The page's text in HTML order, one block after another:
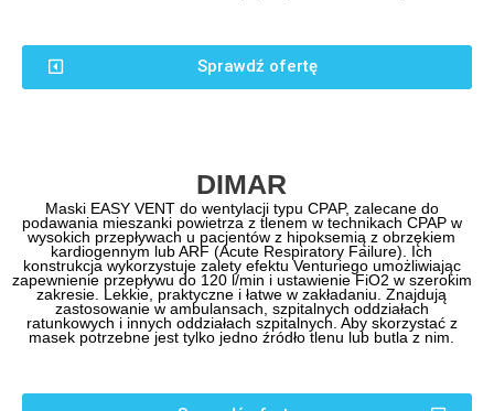
Sprawdź ofertę
DIMAR
Maski EASY VENT do wentylacji typu CPAP, zalecane do
podawania mieszanki powietrza z tlenem w technikach CPAP w
wysokich przepływach u pacjentów z hipoksemią z obrzękiem
kardiogennym lub ARF (Acute Respiratory Failure). Ich
konstrukcja wykorzystuje zalety efektu Venturiego umożliwiając
zapewnienie przepływu do 120 l/min i ustawienie FiO2 w szerokim
zakresie. Lekkie, praktyczne i łatwe w zakładaniu. Znajdują
zastosowanie w ambulansach, szpitalnych oddziałach
ratunkowych i innych oddziałach szpitalnych. Aby skorzystać z
masek potrzebne jest tylko jedno źródło tlenu lub butla z nim.